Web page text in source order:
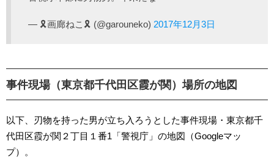
— 🎗️画廊ねこ🎗️ (@garouneko) 2017年12月3日
事件現場（東京都千代田区霞が関）場所の地図
以下、刃物を持った男が立ち入ろうとした事件現場・東京都千
代田区霞が関２丁目１番1「警視庁」の地図（Googleマッ
プ）。